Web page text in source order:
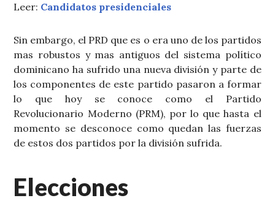
Leer: Candidatos presidenciales
Sin embargo, el PRD que es o era uno de los partidos
mas robustos y mas antiguos del sistema político
dominicano ha sufrido una nueva división y parte de
los componentes de este partido pasaron a formar
lo que hoy se conoce como el Partido
Revolucionario Moderno (PRM), por lo que hasta el
momento se desconoce como quedan las fuerzas
de estos dos partidos por la división sufrida.
Elecciones